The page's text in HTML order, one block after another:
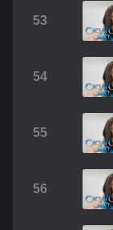
53
54
55
56